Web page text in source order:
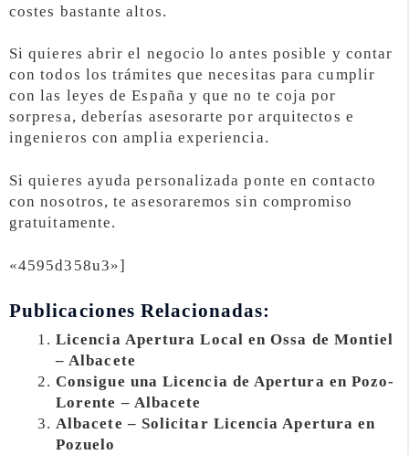
costes bastante altos.
Si quieres abrir el negocio lo antes posible y contar
con todos los trámites que necesitas para cumplir
con las leyes de España y que no te coja por
sorpresa, deberías asesorarte por arquitectos e
ingenieros con amplia experiencia.
Si quieres ayuda personalizada ponte en contacto
con nosotros, te asesoraremos sin compromiso
gratuitamente.
«4595d358u3»]
Publicaciones Relacionadas:
Licencia Apertura Local en Ossa de Montiel
– Albacete
Consigue una Licencia de Apertura en Pozo-
Lorente – Albacete
Albacete – Solicitar Licencia Apertura en
Pozuelo